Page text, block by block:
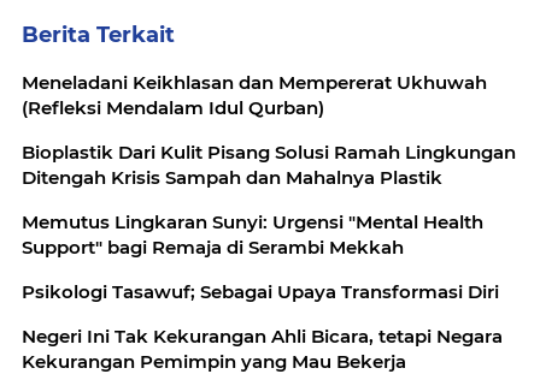
Berita Terkait
Meneladani Keikhlasan dan Mempererat Ukhuwah
(Refleksi Mendalam Idul Qurban)
Bioplastik Dari Kulit Pisang Solusi Ramah Lingkungan
Ditengah Krisis Sampah dan Mahalnya Plastik
Memutus Lingkaran Sunyi: Urgensi "Mental Health
Support" bagi Remaja di Serambi Mekkah
Psikologi Tasawuf; Sebagai Upaya Transformasi Diri
Negeri Ini Tak Kekurangan Ahli Bicara, tetapi Negara
Kekurangan Pemimpin yang Mau Bekerja